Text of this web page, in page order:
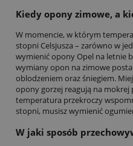
Kiedy opony zimowe, a
W momencie, w którym
stopni Celsjusza – zarówno w
wymienić opony Opel na letnie
wymiany opon na zimowe
oblodzeniem oraz śniegiem.
opony gorzej reagują na mokrej
temperatura przekroczy
stopni, musisz wymienić
W jaki sposób